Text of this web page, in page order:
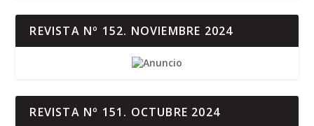
REVISTA Nº 152. NOVIEMBRE 2024
REVISTA Nº 151. OCTUBRE 2024